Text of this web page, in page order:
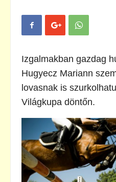
Izgalmakban gazdag
Hugyecz Mariann
lovasnak is
Világkupa döntőn.